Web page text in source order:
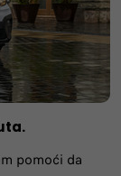
pomoći da